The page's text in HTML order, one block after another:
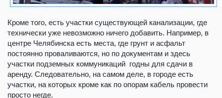
Кроме того, есть участки существующей канализации, где
технически уже невозможно ничего добавить. Например, в
центре Челябинска есть места, где грунт и асфальт
постоянно проваливаются, но по документам и здесь
участки подземных коммуникаций годны для сдачи в
аренду. Следовательно, на самом деле, в городе есть
участки, на которых кроме как по опорам кабель провести
просто негде.